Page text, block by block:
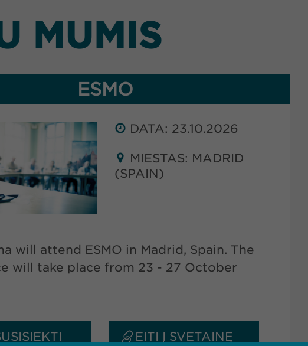
MUMIS
ESMO
DATA: 23.10.2026
MIESTAS: MADRID
(SPAIN)
will attend ESMO in Madrid, Spain. The
will take place from 23 - 27 October
EITI Į SVETAINĘ